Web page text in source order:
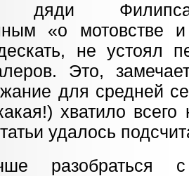
дяди
«о мотовстве и
не устоял
Это,
для средней
хватило
удалось